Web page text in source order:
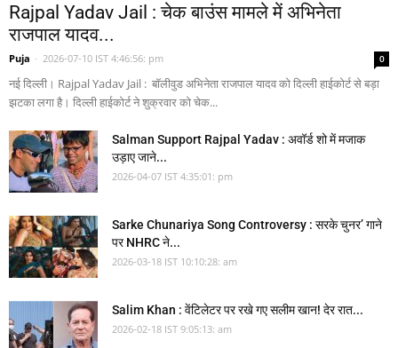
Rajpal Yadav Jail : चेक बाउंस मामले में अभिनेता
राजपाल यादव...
Puja - 2026-07-10 IST 4:46:56: pm 0
नई दिल्ली। Rajpal Yadav Jail : बॉलीवुड अभिनेता राजपाल यादव को दिल्ली हाईकोर्ट से बड़ा
झटका लगा है। दिल्ली हाईकोर्ट ने शुक्रवार को चेक...
Salman Support Rajpal Yadav : अवॉर्ड शो में मजाक
उड़ाए जाने...
2026-04-07 IST 4:35:01: pm
Sarke Chunariya Song Controversy : सरके चुनर’ गाने
पर NHRC ने...
2026-03-18 IST 10:10:28: am
Salim Khan : वेंटिलेटर पर रखे गए सलीम खान! देर रात...
2026-02-18 IST 9:05:13: am